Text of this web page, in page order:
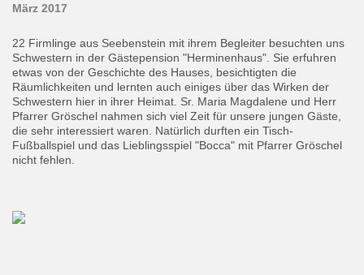
März 2017
22 Firmlinge aus Seebenstein mit ihrem Begleiter besuchten uns
Schwestern in der Gästepension "Herminenhaus". Sie erfuhren
etwas von der Geschichte des Hauses, besichtigten die
Räumlichkeiten und lernten auch einiges über das Wirken der
Schwestern hier in ihrer Heimat. Sr. Maria Magdalene und Herr
Pfarrer Gröschel nahmen sich viel Zeit für unsere jungen Gäste,
die sehr interessiert waren. Natürlich durften ein Tisch-
Fußballspiel und das Lieblingsspiel "Bocca" mit Pfarrer Gröschel
nicht fehlen.